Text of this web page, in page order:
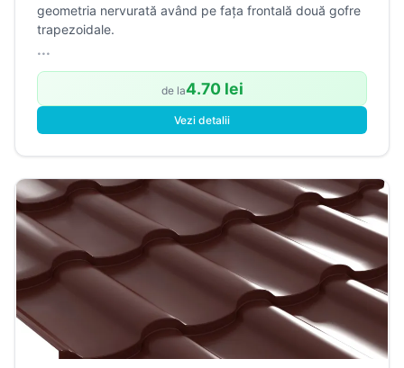
geometria nervurată având pe fața frontală două gofre
trapezoidale.
...
de la4.70 lei
Vezi detalii